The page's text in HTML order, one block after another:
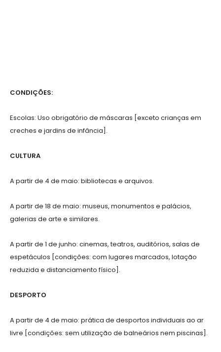
CONDIÇÕES:
Escolas: Uso obrigatório de máscaras [exceto crianças em
creches e jardins de infância].
CULTURA
A partir de 4 de maio: bibliotecas e arquivos.
A partir de 18 de maio: museus, monumentos e palácios,
galerias de arte e similares.
A partir de 1 de junho: cinemas, teatros, auditórios, salas de
espetáculos [condições: com lugares marcados, lotação
reduzida e distanciamento físico].
DESPORTO
A partir de 4 de maio: prática de desportos individuais ao ar
livre [condições: sem utilização de balneários nem piscinas].